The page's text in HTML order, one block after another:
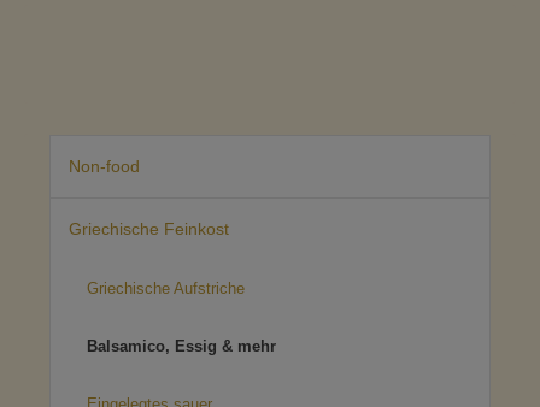
Non-food
Griechische Feinkost
Griechische Aufstriche
Balsamico, Essig & mehr